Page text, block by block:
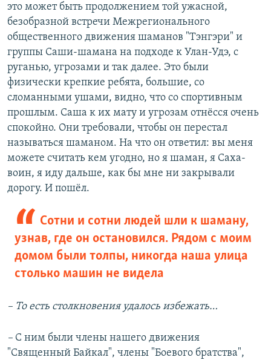
это может быть продолжением той ужасной,
безобразной встречи Межрегионального
общественного движения шаманов "Тэнгэри" и
группы Саши-шамана на подходе к Улан-Удэ, с
руганью, угрозами и так далее. Это были
физически крепкие ребята, большие, со
сломанными ушами, видно, что со спортивным
прошлым. Саша к их мату и угрозам отнёсся очень
спокойно. Они требовали, чтобы он перестал
называться шаманом. На что он ответил: вы меня
можете считать кем угодно, но я шаман, я Саха-
воин, я иду дальше, как бы мне ни закрывали
дорогу. И пошёл.
Сотни и сотни людей шли к шаману,
узнав, где он остановился. Рядом с моим
домом были толпы, никогда наша улица
столько машин не видела
– То есть столкновения удалось избежать…
– С ним были члены нашего движения
"Священный Байкал", члены "Боевого братства",